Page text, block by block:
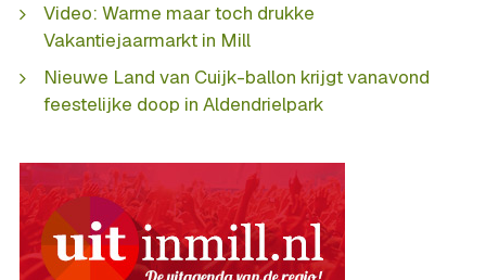
Video: Warme maar toch drukke
Vakantiejaarmarkt in Mill
Nieuwe Land van Cuijk-ballon krijgt vanavond
feestelijke doop in Aldendrielpark